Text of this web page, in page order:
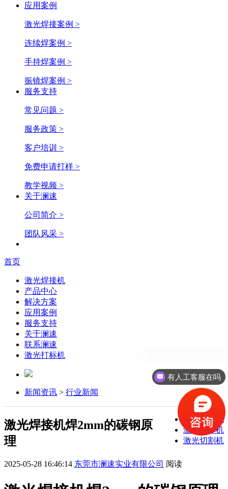
应用案例
激光焊接案例 >
连续焊案例 >
手持焊案例 >
振镜焊案例 >
服务支持
常见问题 >
服务政策 >
客户培训 >
免费申请打样 >
教学视频 >
关于澜速
公司简介 >
团队风采 >
首页
激光焊接机
产品中心
解决方案
应用案例
服务支持
关于澜速
联系澜速
激光打标机
新闻资讯 > 行业新闻
激光焊接机
激光打标机
激光切割机
激光焊接机焊2mm的碳钢原
理
2025-05-28 16:46:14 东莞市澜速实业有限公司 阅读
有人工客服在吗